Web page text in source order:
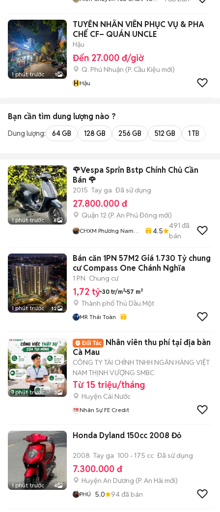
1 phút trước 1
TUYỂN NHÂN VIÊN PHỤC VỤ & PHA
CHẾ CF– QUÁN UNCLE
Hậu
Đến 27.000 đ/giờ
Q. Phú Nhuận (P. Cầu Kiệu mới)
HHậu
Bạn cần tìm dung lượng nào ?
Dung lượng: 64 GB 128 GB 256 GB 512 GB 1 TB
1 phút trước 6
🌹Vespa Sprin Bstp Chính Chủ Cần
Bán 🌹
2015 Tay ga Đã sử dụng
27.800.000 đ
Quận 12 (P. An Phú Đông mới)
CHXM Phương Nam
4.5
491 đã
bán
1 phút trước 12
Bán căn 1PN 57M2 Giá 1.730 Tỷ chung
cư Compass One Chánh Nghĩa
1 PN Chung cư
1,72 tỷ 30 tr/m² 57 m²
Thành phố Thủ Dầu Một
MR Thái Toàn
1 phút trước 3
Nhân viên thu phí tại địa bàn
Cà Mau
CÔNG TY TÀI CHÍNH TNHH NGÂN HÀNG VIỆT
NAM THỊNH VƯỢNG SMBC
Từ 15 triệu/tháng
Huyện Cái Nước
Nhân Sự FE Credit
1 phút trước 4
Honda Dyland 150cc 2008 Đỏ
2008 Tay ga 100 - 175 cc Đã sử dụng
7.300.000 đ
Huyện An Dương (P. An Hải mới)
PHÚ 5.0 94đã bán